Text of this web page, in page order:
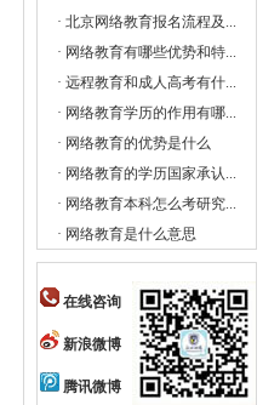
· 北京网络教育报名流程及...
· 网络教育有哪些优势和特...
· 远程教育和成人高考有什...
· 网络教育学历的作用有哪...
· 网络教育的优势是什么
· 网络教育的学历国家承认...
· 网络教育本科怎么考研究...
· 网络教育是什么意思
在线咨询
新浪微博
腾讯微博